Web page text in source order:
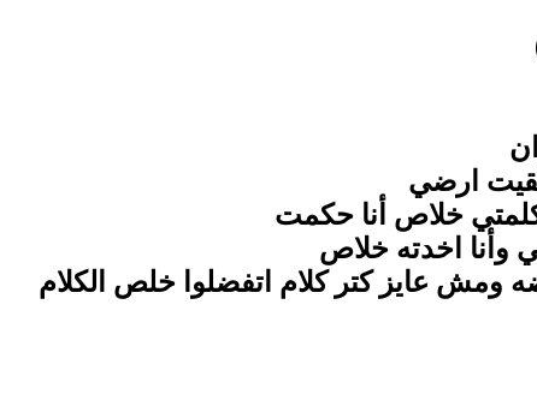
ارضي
خلاص أنا حكمت
وأنا اخدته خلاص
ومش عايز كتر كلام اتفضلوا خلص الكلام